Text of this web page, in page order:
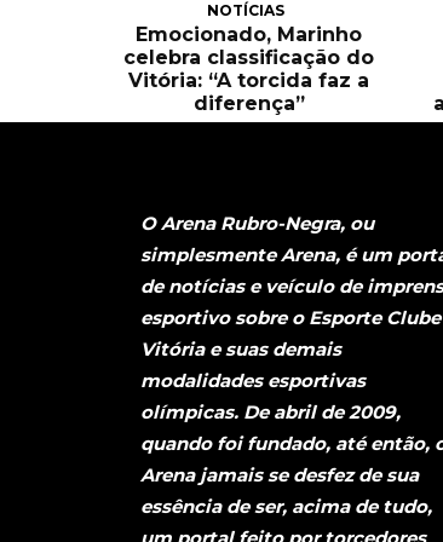
NOTÍCIAS
Emocionado, Marinho
celebra classificação do
Vitória: “A torcida faz a
diferença”
O Arena Rubro-Negra, ou
simplesmente Arena, é um
de notícias e veículo de
esportivo sobre o Esporte Clube
Vitória e suas demais
modalidades esportivas
olímpicas. De abril de 2009,
quando foi fundado, até então,
Arena jamais se desfez de sua
essência de ser, acima de tudo,